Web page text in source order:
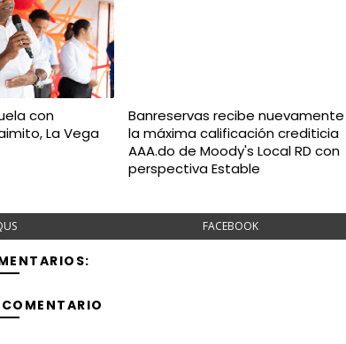
con
La Vega
Banreservas recibe nuevamente
la máxima calificación crediticia
AAA.do de Moody's Local RD con
perspectiva Estable
FACEBOOK